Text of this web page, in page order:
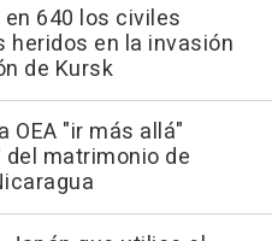
640 los civiles
heridos en la invasión
de Kursk
OEA "ir más allá"
matrimonio de